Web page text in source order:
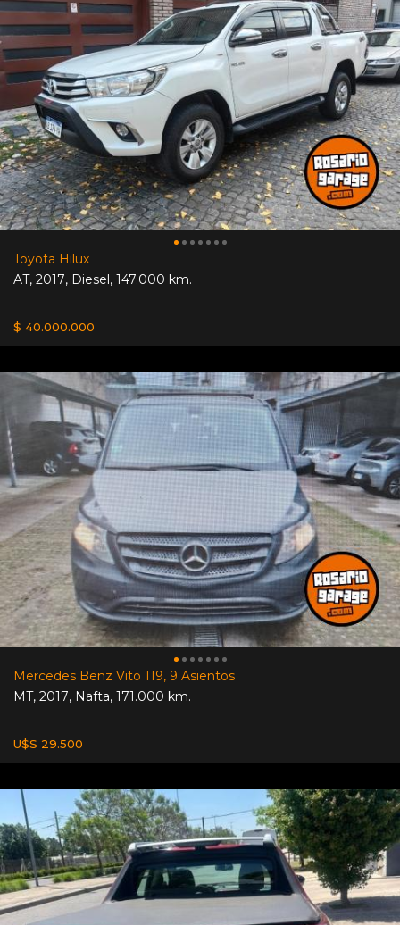
Toyota Hilux
AT, 2017, Diesel, 147.000 km.
$ 40.000.000
Mercedes Benz Vito 119, 9 Asientos
MT, 2017, Nafta, 171.000 km.
U$S 29.500